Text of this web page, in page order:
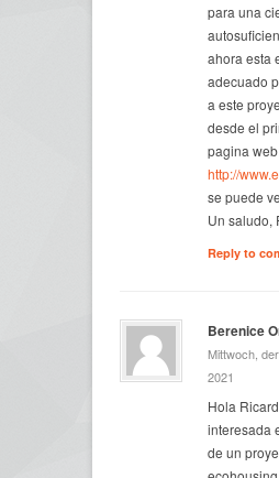
para una
ahora esta
adecuado
a este
desde el
pagina web
http://
se puede
Un saludo,
Reply to
Berenice
Mittwoch,
2021
Hola
interesada
de un